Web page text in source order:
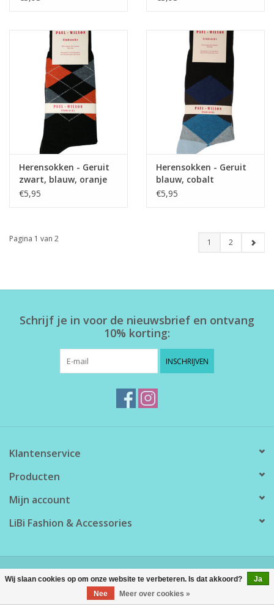
Herensokken - Geruit
zwart, blauw, oranje
€5,95
Herensokken - Geruit
blauw, cobalt
€5,95
Pagina 1 van 2 1 2
Schrijf je in voor de nieuwsbrief en ontvang
10% korting:
INSCHRIJVEN
Klantenservice
Producten
Mijn account
LiBi Fashion & Accessories
Lightspeed
Wij slaan cookies op om onze website te verbeteren. Is dat akkoord?
Ja
Nee
Meer over cookies »